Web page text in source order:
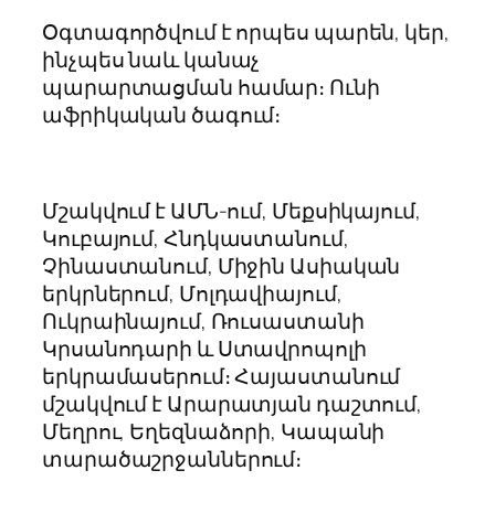
Օգտագործվում է որպես պարեն, կեր,
ինչպես նաև կանաչ
պարարտացման համար։ Ունի
աֆրիկական ծագում։
Մշակվում է ԱՄՆ-ում, Մեքսիկայում,
Կուբայում, Հնդկաստանում,
Չինաստանում, Միջին Ասիական
երկրներում, Մոլդավիայում,
Ուկրաինայում, Ռուսաստանի
Կրսանոդարի և Ստավրոպոլի
երկրամասերում։ Հայաստանում
մշակվում է Արարատյան դաշտում,
Մեղրու, Եղեզնաձորի, Կապանի
տարածաշրջաններում։